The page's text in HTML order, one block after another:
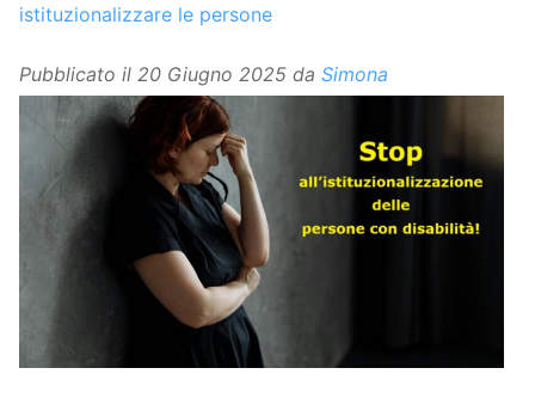
istituzionalizzare le persone
Pubblicato il 20 Giugno 2025 da Simona